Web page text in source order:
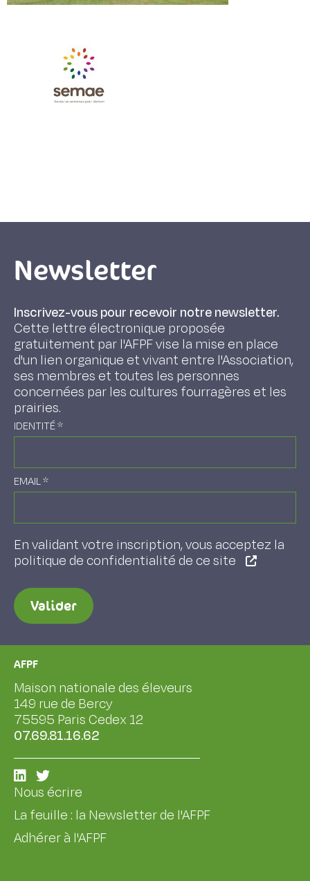
Newsletter
Inscrivez-vous pour recevoir notre newsletter.
Cette lettre électronique proposée
gratuitement par l'AFPF vise la mise en place
d'un lien organique et vivant entre l'Association,
ses membres et toutes les personnes
concernées par les cultures fourragères et les
prairies.
IDENTITÉ*
EMAIL*
En validant votre inscription, vous acceptez la
politique de confidentialité de ce site
Valider
AFPF
Maison nationale des éleveurs
149 rue de Bercy
75595 Paris Cedex 12
07.69.81.16.62
Nous écrire
La feuille : la Newsletter de l'AFPF
Adhérer à l'AFPF